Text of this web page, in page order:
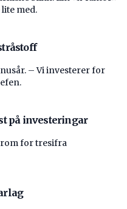
med.
– Vi investerer for
på investeringar
for tresifra